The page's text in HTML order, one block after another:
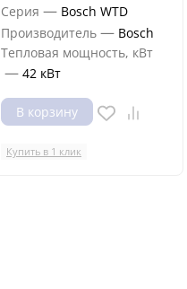
Серия — Bosch WTD
Производитель — Bosch
Тепловая мощность, кВт
— 42 кВт
В корзину
Купить в 1 клик